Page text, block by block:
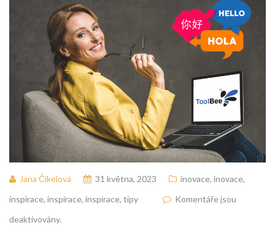
Jana Čikelová 31 května, 2023 inovace, inovace,
inspirace, inspirace, inspirace, tipy
Komentáře jsou
deaktivovány.